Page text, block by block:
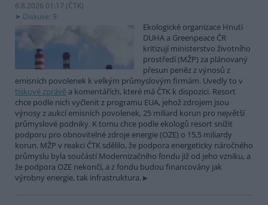
6.8.2026 01:17 (ČTK)
Diskuse: 9
Ekologické organizace Hnutí
DUHA a Greenpeace ČR
kritizují ministerstvo životního
prostředí (MŽP) za plánovaný
přesun peněz z výnosů z
emisních povolenek k velkým průmyslovým firmám. Uvedly to v
tiskové zprávě a komentářích, které má ČTK k dispozici. Resort
chce podle nich vyčlenit z programu EUA, jehož zdrojem jsou
výnosy z aukcí emisních povolenek, 25 miliard korun pro největší
průmyslové podniky. K tomu chce podle ekologů resort snížit
podporu pro obnovitelné zdroje energie (OZE) o 15,5 miliardy
korun. MŽP v reakci ČTK sdělilo, že podpora energeticky náročného
průmyslu byla součástí Modernizačního fondu již od jeho vzniku, a
že podpora OZE nekončí, a z fondu budou financovány jak
výrobny energie, tak infrastruktura.